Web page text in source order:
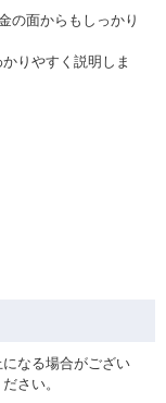
の面からもしっかり
りやすく説明しま
なる場合がござい
さい。